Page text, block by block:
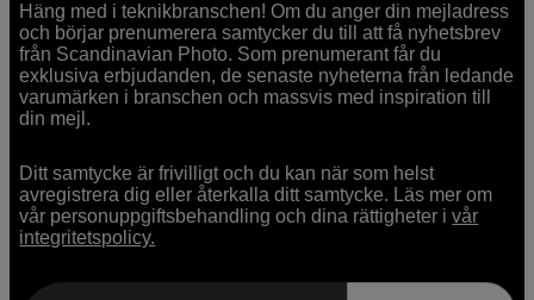
Häng med i teknikbranschen! Om du anger din mejladress
och börjar prenumerera samtycker du till att få nyhetsbrev
från Scandinavian Photo. Som prenumerant får du
exklusiva erbjudanden, de senaste nyheterna från ledande
varumärken i branschen och massvis med inspiration till
din mejl.
Ditt samtycke är frivilligt och du kan när som helst
avregistrera dig eller återkalla ditt samtycke. Läs mer om
vår personuppgiftsbehandling och dina rättigheter ivår
integritetspolicy.